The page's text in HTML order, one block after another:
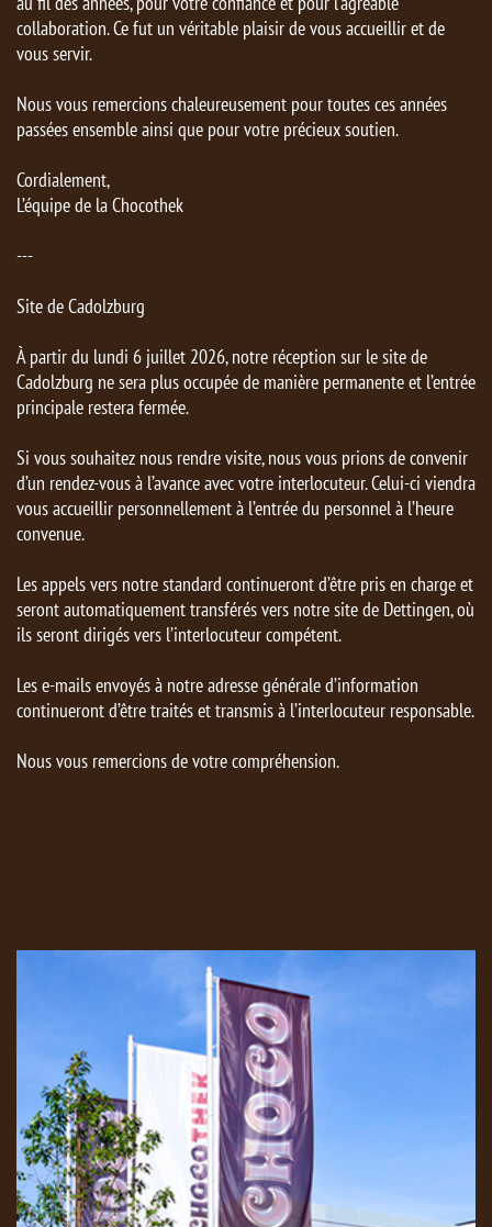
collaboration. Ce fut un véritable plaisir de vous accueillir et de
vous servir.
Nous vous remercions chaleureusement pour toutes ces années
passées ensemble ainsi que pour votre précieux soutien.
Cordialement,
L’équipe de la Chocothek
---
Site de Cadolzburg
À partir du lundi 6 juillet 2026, notre réception sur le site de
Cadolzburg ne sera plus occupée de manière permanente et l’entrée
principale restera fermée.
Si vous souhaitez nous rendre visite, nous vous prions de convenir
d’un rendez-vous à l’avance avec votre interlocuteur. Celui-ci viendra
vous accueillir personnellement à l’entrée du personnel à l’heure
convenue.
Les appels vers notre standard continueront d’être pris en charge et
seront automatiquement transférés vers notre site de Dettingen, où
ils seront dirigés vers l’interlocuteur compétent.
Les e-mails envoyés à notre adresse générale d’information
continueront d’être traités et transmis à l’interlocuteur responsable.
Nous vous remercions de votre compréhension.